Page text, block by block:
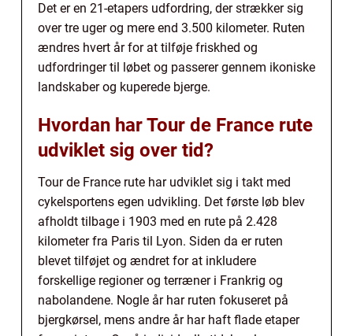
Det er en 21-etapers udfordring, der strækker sig
over tre uger og mere end 3.500 kilometer. Ruten
ændres hvert år for at tilføje friskhed og
udfordringer til løbet og passerer gennem ikoniske
landskaber og kuperede bjerge.
Hvordan har Tour de France rute
udviklet sig over tid?
Tour de France rute har udviklet sig i takt med
cykelsportens egen udvikling. Det første løb blev
afholdt tilbage i 1903 med en rute på 2.428
kilometer fra Paris til Lyon. Siden da er ruten
blevet tilføjet og ændret for at inkludere
forskellige regioner og terræner i Frankrig og
nabolandene. Nogle år har ruten fokuseret på
bjergkørsel, mens andre år har haft flade etaper